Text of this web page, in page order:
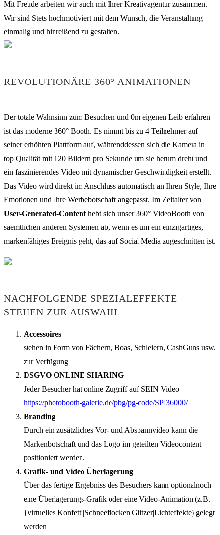
Mit Freude arbeiten wir auch mit Ihrer Kreativagentur zusammen.
Wir sind Stets hochmotiviert mit dem Wunsch, die Veranstaltung
einmalig und hinreißend zu gestalten.
REVOLUTIONÄRE 360° ANIMATIONEN
Der totale Wahnsinn zum Besuchen und 0m eigenen Leib erfahren
ist das moderne 360° Booth. Es nimmt bis zu 4 Teilnehmer auf
seiner erhöhten Plattform auf, währenddessen sich die Kamera in
top Qualität mit 120 Bildern pro Sekunde um sie herum dreht und
ein faszinierendes Video mit dynamischer Geschwindigkeit erstellt.
Das Video wird direkt im Anschluss automatisch an Ihren Style, Ihre
Emotionen und Ihre Werbebotschaft angepasst. Im Zeitalter von
User-Generated-Content hebt sich unser 360° VideoBooth von
saemtlichen anderen Systemen ab, wenn es um ein einzigartiges,
markenfähiges Ereignis geht, das auf Social Media zugeschnitten ist.
NACHFOLGENDE SPEZIALEFFEKTE
STEHEN ZUR AUSWAHL
Accessoires
stehen in Form von Fächern, Boas, Schleiern, CashGuns usw.
zur Verfügung
DSGVO ONLINE SHARING
Jeder Besucher hat online Zugriff auf SEIN Video
https://photobooth-galerie.de/pbg/pg-code/SPI36000/
Branding
Durch ein zusätzliches Vor- und Abspannvideo kann die
Markenbotschaft und das Logo im geteilten Videocontent
positioniert werden.
Grafik- und Video Überlagerung
Über das fertige Ergebniss des Besuchers kann optionalnoch
eine Überlagerungs-Grafik oder eine Video-Animation (z.B.
{virtuelles Konfetti|Schneeflocken|Glitzer|Lichteffekte) gelegt
werden